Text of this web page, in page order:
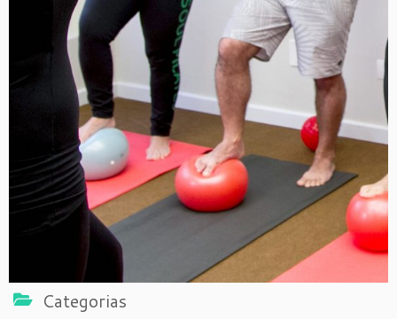
Categorias